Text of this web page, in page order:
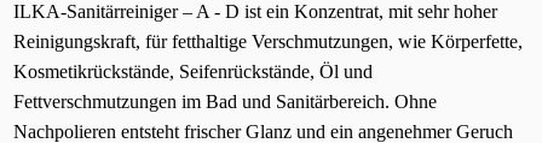
ILKA-Sanitärreiniger – A - D ist ein Konzentrat, mit sehr hoher
Reinigungskraft, für fetthaltige Verschmutzungen, wie Körperfette,
Kosmetikrückstände, Seifenrückstände, Öl und
Fettverschmutzungen im Bad und Sanitärbereich. Ohne
Nachpolieren entsteht frischer Glanz und ein angenehmer Geruch